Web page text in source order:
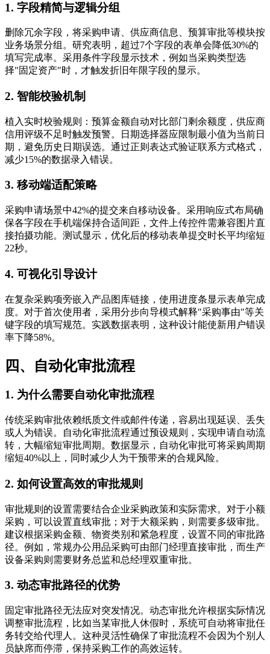
1. 字段精简与逻辑分组
删除冗余字段，将采购申请、供应商信息、预算审批等模块按
业务场景分组。研究表明，超过7个字段的表单会降低30%的
填写完成率。采用条件字段显示技术，例如当采购类型选
择"固定资产"时，才触发折旧年限字段的显示。
2. 智能校验机制
植入实时校验规则：预算金额自动对比部门剩余额度，供应商
信用评级不足时触发预警。日期选择器应限制最小值为当前日
期，避免历史日期误选。通过正则表达式验证联系方式格式，
减少15%的数据录入错误。
3. 移动端适配策略
采购申请场景中42%的提交来自移动设备。采用响应式布局确
保各字段在手机端保持合适间距，文件上传控件需兼容图片直
接拍摄功能。测试显示，优化后的移动表单提交时长平均缩短
22秒。
4. 可视化引导设计
在复杂采购项旁嵌入产品图库链接，使用进度条显示表单完成
度。对于首次使用者，采用分步向导模式解释"采购事由"等关
键字段的填写规范。实践数据表明，这种设计能使新用户错误
率下降58%。
四、自动化审批流程
1. 为什么需要自动化审批流程
传统采购审批依赖纸质文件或邮件传递，容易出现延误、丢失
或人为错误。自动化审批流程通过预设规则，实现申请自动流
转，大幅缩短审批周期。数据显示，自动化审批可将采购周期
缩短40%以上，同时减少人为干预带来的合规风险。
2. 如何设置高效的审批规则
审批规则的设置需要结合企业采购政策和实际需求。对于小额
采购，可以设置直线审批；对于大额采购，则需要多级审批。
建议根据采购金额、物资类别和紧急程度，设置不同的审批路
径。例如，常规办公用品采购可由部门经理直接审批，而生产
设备采购则需要财务总监和总经理双重审批。
3. 动态审批路径的优势
固定审批路径无法应对突发情况。动态审批允许根据实际情况
调整审批流程，比如当某审批人休假时，系统可自动将审批任
务转交给代理人。这种灵活性确保了审批流程不会因为个别人
员缺席而停滞，保持采购工作的高效运转。